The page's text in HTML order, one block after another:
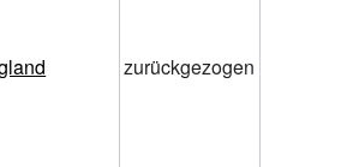
zurückgezogen